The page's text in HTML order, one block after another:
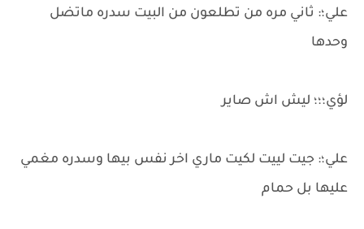
علي؛: ثاني مره من تطلعون من البيت سدره ماتضل
وحدها
لؤي؛؛؛ ليش اش صاير
علي؛: جيت لييت لكيت ماري اخر نفس بيها وسدره مغمي
عليها بل حمام